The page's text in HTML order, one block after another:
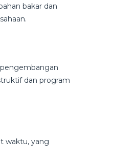
bakar dan
dan program
waktu, yang